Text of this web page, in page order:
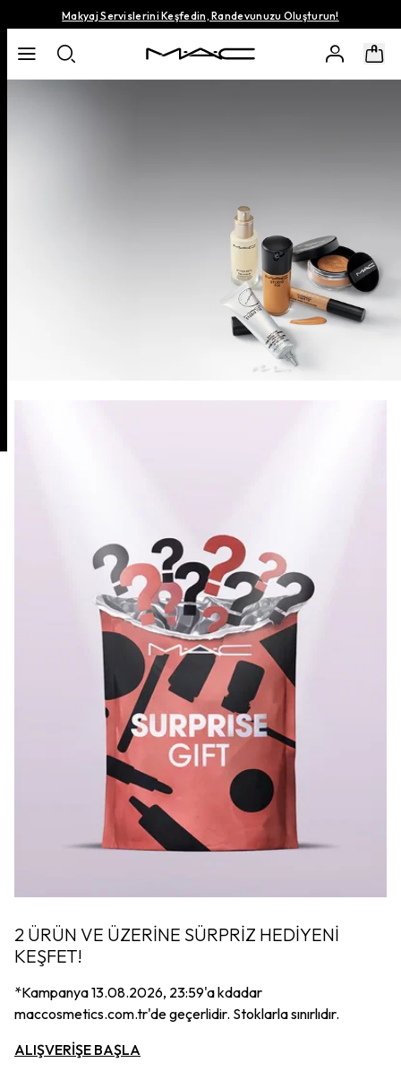
Makyaj Servislerini Keşfedin, Randevunuzu Oluşturun!
KAMPANYALAR
2 ÜRÜN VE ÜZERİNE SÜRPRİZ HEDİYENİ
KEŞFET!
*Kampanya 13.08.2026, 23:59'a kdadar
maccosmetics.com.tr'de geçerlidir. Stoklarla sınırlıdır.
ALIŞVERİŞE BAŞLA